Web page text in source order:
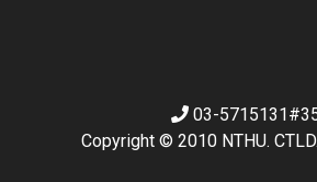
03-
Copyright © 2010 NTHU.